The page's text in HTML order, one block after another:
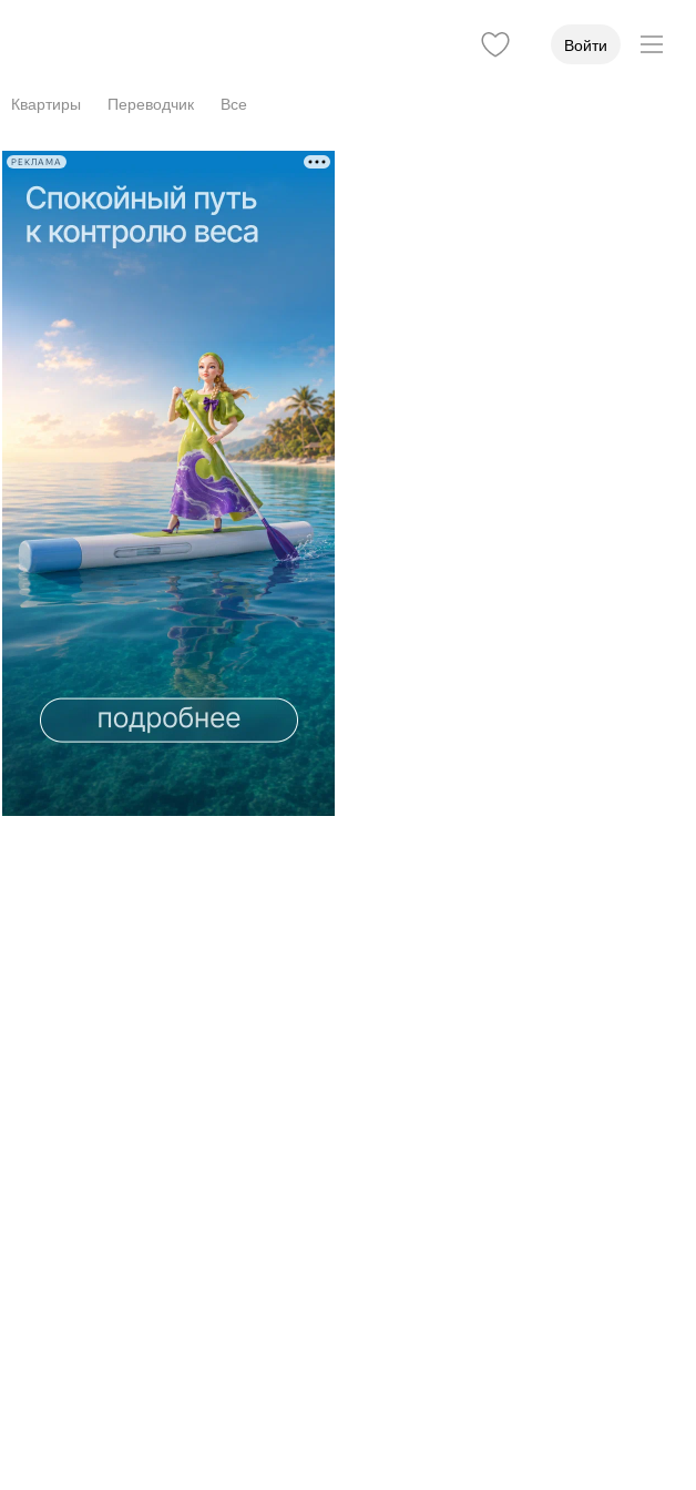
Войти
Квартиры Переводчик Все
РЕКЛАМА